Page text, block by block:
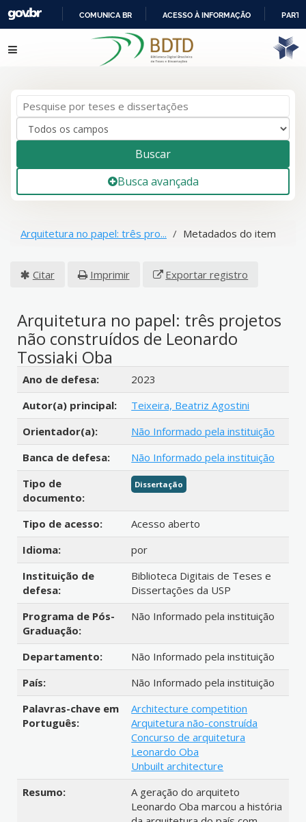
IR
PARA
COMUNICA BR ACESSO À INFORMAÇÃO
Pular para o conteúdo
Buscar
Busca avançada
Arquitetura no papel: três pro... Metadados do item
Citar Imprimir Exportar registro
Arquitetura no papel: três projetos
não construídos de Leonardo
Tossiaki Oba
Detalhes bibliográficos
Ano de defesa:
2023
Autor(a) principal:
Teixeira, Beatriz Agostini
Orientador(a):
Não Informado pela instituição
Banca de defesa:
Não Informado pela instituição
Tipo de
documento:
Dissertação
Tipo de acesso:
Acesso aberto
Idioma:
por
Instituição de
defesa:
Biblioteca Digitais de Teses e
Dissertações da USP
Programa de Pós-
Graduação:
Não Informado pela instituição
Departamento:
Não Informado pela instituição
País:
Não Informado pela instituição
Palavras-chave em
Português:
Architecture competition
Arquitetura não-construída
Concurso de arquitetura
Leonardo Oba
Unbuilt architecture
Resumo:
A geração do arquiteto
Leonardo Oba marcou a história